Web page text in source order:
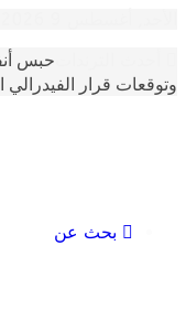
حبس أنفاس في
قرار الفيدرالي الأمريكي
بحث عن